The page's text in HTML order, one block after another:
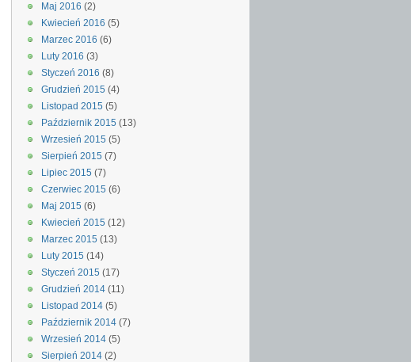
Maj 2016 (2)
Kwiecień 2016 (5)
Marzec 2016 (6)
Luty 2016 (3)
Styczeń 2016 (8)
Grudzień 2015 (4)
Listopad 2015 (5)
Październik 2015 (13)
Wrzesień 2015 (5)
Sierpień 2015 (7)
Lipiec 2015 (7)
Czerwiec 2015 (6)
Maj 2015 (6)
Kwiecień 2015 (12)
Marzec 2015 (13)
Luty 2015 (14)
Styczeń 2015 (17)
Grudzień 2014 (11)
Listopad 2014 (5)
Październik 2014 (7)
Wrzesień 2014 (5)
Sierpień 2014 (2)